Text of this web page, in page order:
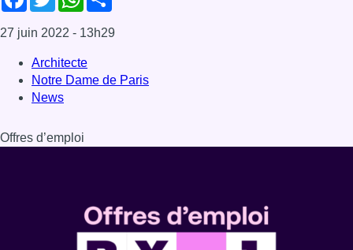
27 juin 2022 - 13h29
Architecte
Notre Dame de Paris
News
Offres d’emploi